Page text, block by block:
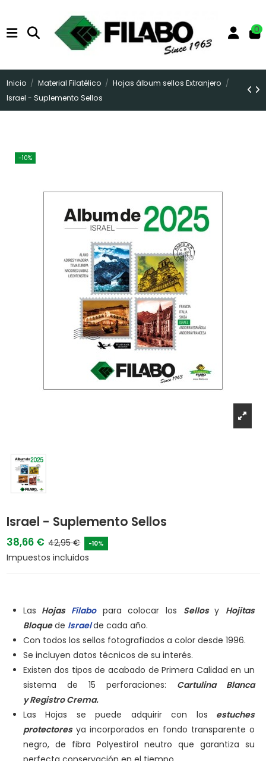
0
Inicio Material Filatélico
Hojas álbum sellos Extranjero
Israel - Suplemento Sellos
-10%
Israel - Suplemento Sellos
38,66 € 42,95 € -10%
Impuestos incluidos
Las Hojas Filabo para colocar los Sellos y Hojitas
Bloquede Israelde cada año.
Con todos los sellos fotografiados a color desde 1996.
Se incluyen datos técnicos de su interés.
Existen dos tipos de acabado de Primera Calidad en un
sistema de 15 perforaciones: Cartulina Blanca
yRegistro Crema.
Las Hojas se puede adquirir con los estuches
protectoresya incorporados en fondo transparente o
negro, de fibra Polyestirol neutro que garantiza su